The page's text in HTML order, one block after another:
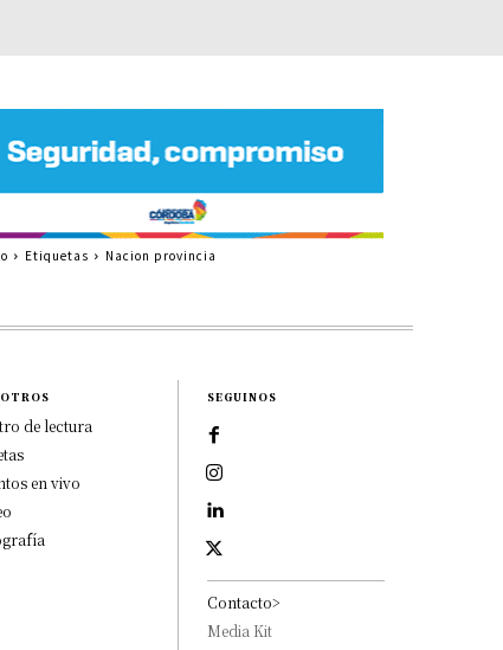
Etiquetas Nacion provincia
de lectura
en vivo
SEGUINOS
Contacto>
Media Kit